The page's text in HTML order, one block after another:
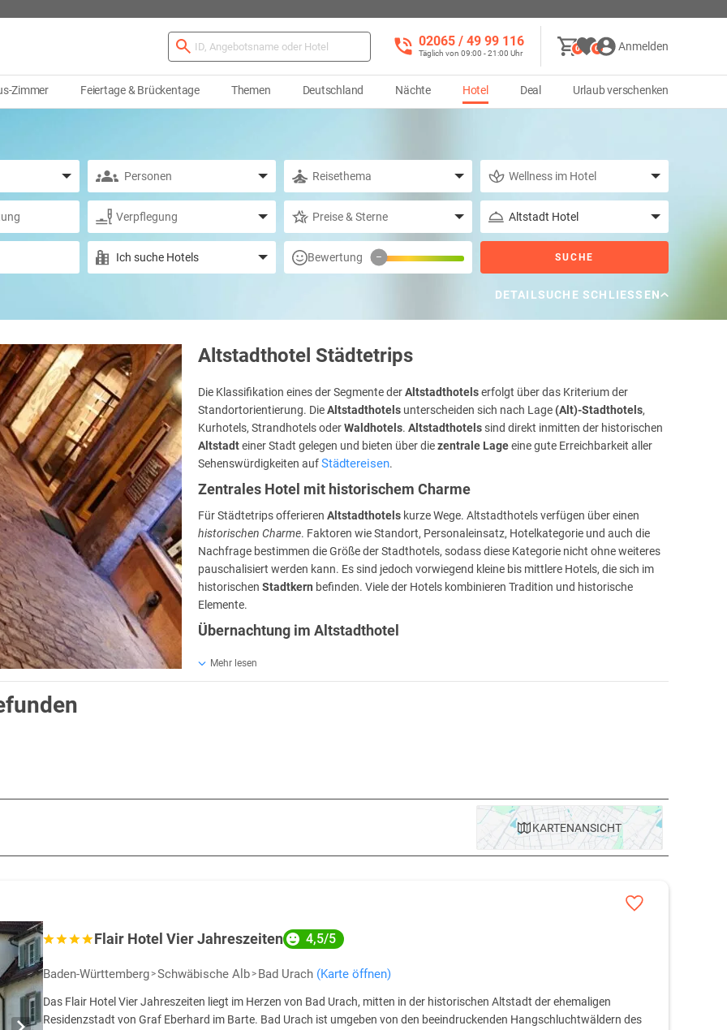
02065 / 49 ‌99 116
Täglich von 09:00 - 21:00 Uhr
0 0 Anmelden
Zimmer Feiertage & Brückentage Themen Deutschland Nächte Hotel Deal Urlaub verschenken
Bewertung – SUCHE
DETAILSUCHE SCHLIESSEN
Altstadthotel Städtetrips
Die Klassifikation eines der Segmente derAltstadthotelserfolgt über das Kriterium der
Standortorientierung. DieAltstadthotels unterscheiden sich nach Lage(Alt)-Stadthotels,
Kurhotels, StrandhotelsoderWaldhotels. Altstadthotels sind direkt inmitten der historischen
Altstadteiner Stadt gelegen und bieten über diezentrale Lageeine gute Erreichbarkeit aller
Sehenswürdigkeiten aufStädtereisen.
Zentrales Hotel mit historischem Charme
Für Städtetrips offerieren Altstadthotels kurze Wege. Altstadthotels verfügen über einen
historischen Charme. Faktoren wie Standort, Personaleinsatz, Hotelkategorie und auch die
Nachfrage bestimmen die Größe der Stadthotels, sodass diese Kategorie nicht ohne weiteres
pauschalisiert werden kann. Es sind jedoch vorwiegend kleine bis mittlere Hotels, die sich im
historischen Stadtkern befinden. Viele der Hotels kombinieren Tradition und historische
Elemente.
Übernachtung im Altstadthotel
Die Übernachtungsdauer in einem
gerne von einer jüngeren Gästeklientel besucht. Der Altersdurchschnitt in zentral gelegenen
Themenzimmer werden in manchen Hotels angeboten, welche sich an der Umgebung orientiert und diese ein bisschen abwandelt.
Fantasiewelt oder einfach in einen ganz anderen Ort.
Mehr lesen
KARTENANSICHT
Flair Hotel Vier Jahreszeiten 4,5/5
Baden-Württemberg Schwäbische Alb Bad Urach (Karte öffnen)
Das Flair Hotel Vier Jahreszeiten liegt im Herzen von Bad Urach, mitten in der historischen Altstadt der ehemaligen
Residenzstadt von Graf Eberhard im Barte. Bad Urach ist umgeben von den beeindruckenden Hangschluchtwäldern des